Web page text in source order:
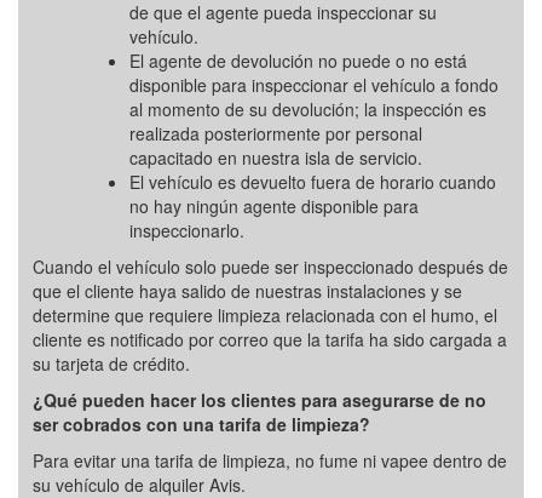
de que el agente pueda inspeccionar su
vehículo.
El agente de devolución no puede o no está
disponible para inspeccionar el vehículo a fondo
al momento de su devolución; la inspección es
realizada posteriormente por personal
capacitado en nuestra isla de servicio.
El vehículo es devuelto fuera de horario cuando
no hay ningún agente disponible para
inspeccionarlo.
Cuando el vehículo solo puede ser inspeccionado después de
que el cliente haya salido de nuestras instalaciones y se
determine que requiere limpieza relacionada con el humo, el
cliente es notificado por correo que la tarifa ha sido cargada a
su tarjeta de crédito.
¿Qué pueden hacer los clientes para asegurarse de no
ser cobrados con una tarifa de limpieza?
Para evitar una tarifa de limpieza, no fume ni vapee dentro de
su vehículo de alquiler Avis.